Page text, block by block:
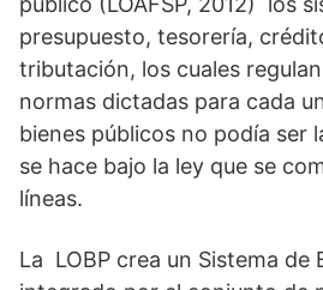
e
r
)
k
n
presupuesto, tesorería,
tributación, los cuales
normas dictadas para cada
bienes públicos no podía ser
se hace bajo la ley que se
líneas.
La LOBP crea un Sistema de